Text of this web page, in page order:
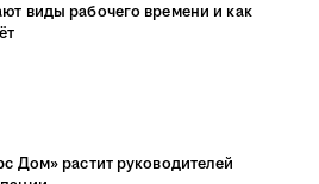
виды рабочего времени и как
Дом» растит руководителей